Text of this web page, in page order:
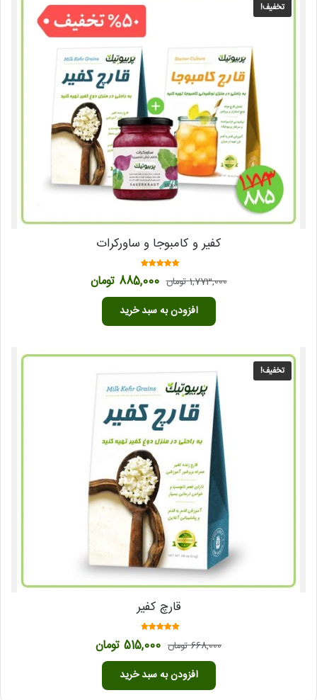
تخفیف!
کفیر و کامبوجا و ساورکرات
4.50
1,773,000تومان قیمت
اصلی
بود.
885,000 تومانقیمت
افزودن به سبد خرید
تخفیف!
قارچ کفیر
4.39
668,000تومان قیمت
اصلی
668,000 تومان
بود.
515,000 تومانقیمت
افزودن به سبد خرید